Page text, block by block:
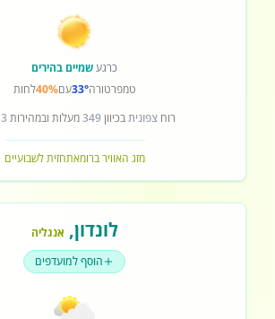
כרגעשמיים בהירים
טמפרטורה33°עם40%לחות
רוחצפוניתבכיוון349מעלות ובמהירות 3
מזג האוויר ברומאתחזית לשבועיים
לונדון, אנגליה
הוסף למועדפים